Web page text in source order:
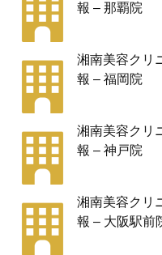
報 – 那覇院
湘南美容クリ
報 – 福岡院
湘南美容クリ
報 – 神戸院
湘南美容クリ
報 – 大阪駅前